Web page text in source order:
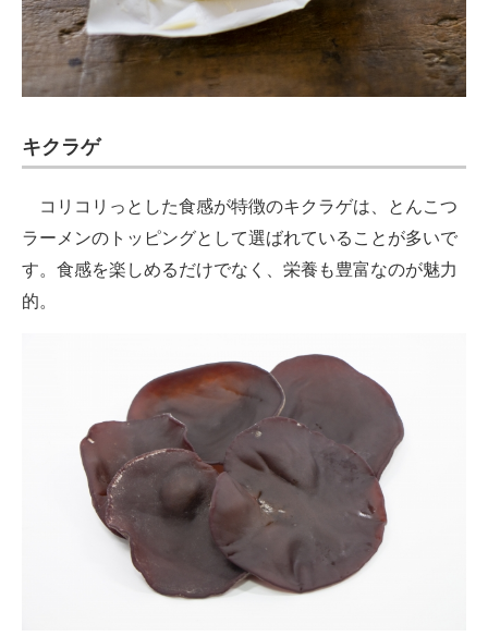
キクラゲ
コリコリっとした食感が特徴のキクラゲは、とんこつ
ラーメンのトッピングとして選ばれていることが多いで
す。食感を楽しめるだけでなく、栄養も豊富なのが魅力
的。